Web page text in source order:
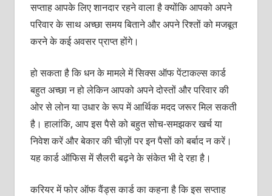
सप्‍ताह आपके लिए शानदार रहने वाला है क्‍योंकि आपको अपने
परिवार के साथ अच्‍छा समय बिताने और अपने रिश्‍तों को मजबूत
करने के कई अवसर प्राप्‍त होंगे।
हो सकता है कि धन के मामले में सिक्‍स ऑफ पेंटाकल्‍स कार्ड
बहुत अच्‍छा न हो लेकिन आपको अपने दोस्‍तों और परिवार की
ओर से लोन या उधार के रूप में आर्थिक मदद जरूर मिल सकती
है। हालांकि, आप इस पैसे को बहुत सोच-समझकर खर्च या
निवेश करें और बेकार की चीज़ों पर इन पैसों को बर्बाद न करें।
यह कार्ड ऑफिस में सैलरी बढ़ने के संकेत भी दे रहा है।
करियर में फोर ऑफ वैंड्स कार्ड का कहना है कि इस सप्‍ताह